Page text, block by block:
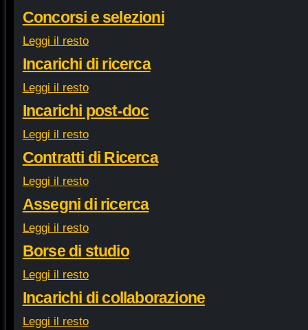
Concorsi e selezioni
Leggi il resto
Incarichi di ricerca
Leggi il resto
Incarichi post-doc
Leggi il resto
Contratti di Ricerca
Leggi il resto
Assegni di ricerca
Leggi il resto
Borse di studio
Leggi il resto
Incarichi di collaborazione
Leggi il resto